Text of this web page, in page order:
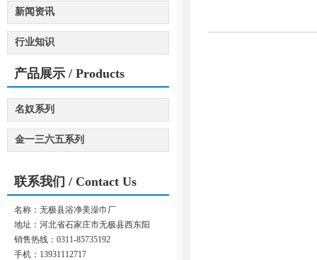
新闻资讯
行业知识
产品展示 / Products
名奴系列
金一三六五系列
联系我们 / Contact Us
名称：无极县浴净美澡巾厂
地址：河北省石家庄市无极县西东阳
销售热线：0311-85735192
手机：13931112717